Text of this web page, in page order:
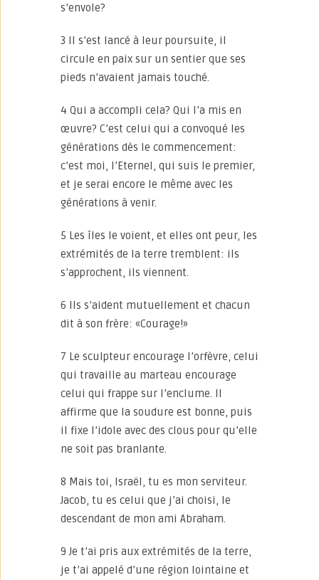
s’envole?
3 Il s’est lancé à leur poursuite, il
circule en paix sur un sentier que ses
pieds n’avaient jamais touché.
4 Qui a accompli cela? Qui l’a mis en
œuvre? C’est celui qui a convoqué les
générations dès le commencement:
c’est moi, l’Eternel, qui suis le premier,
et je serai encore le même avec les
générations à venir.
5 Les îles le voient, et elles ont peur, les
extrémités de la terre tremblent: ils
s’approchent, ils viennent.
6 Ils s’aident mutuellement et chacun
dit à son frère: «Courage!»
7 Le sculpteur encourage l’orfèvre, celui
qui travaille au marteau encourage
celui qui frappe sur l’enclume. Il
affirme que la soudure est bonne, puis
il fixe l’idole avec des clous pour qu’elle
ne soit pas branlante.
8 Mais toi, Israël, tu es mon serviteur.
Jacob, tu es celui que j’ai choisi, le
descendant de mon ami Abraham.
9 Je t’ai pris aux extrémités de la terre,
je t’ai appelé d’une région lointaine et